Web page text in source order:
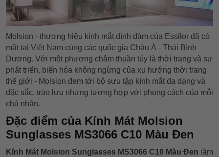
Molsion - thương hiệu kính mắt đình đám của Essilor đã có
mặt tại Việt Nam cùng các quốc gia Châu Á - Thái Bình
Dương. Với một phương châm thuần túy là thời trang và sự
phát triển, biến hóa không ngừng của xu hướng thời trang
thế giới - Molsion đem tới bộ sưu tập kính mắt đa dạng và
đặc sắc, trào lưu nhưng tương hợp với phong cách của mỗi
chủ nhân.
Đặc điểm của Kính Mát Molsion
Sunglasses MS3066 C10 Màu Đen
Kính Mát Molsion Sunglasses MS3066 C10 Màu Đen làm